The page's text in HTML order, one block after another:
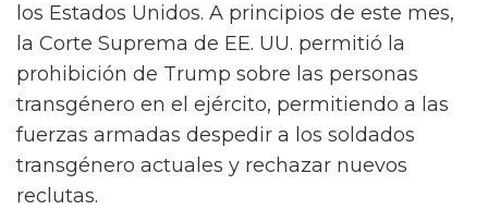
los Estados Unidos. A principios de este mes,
la Corte Suprema de EE. UU. permitió la
prohibición de Trump sobre las personas
transgénero en el ejército, permitiendo a las
fuerzas armadas despedir a los soldados
transgénero actuales y rechazar nuevos
reclutas.